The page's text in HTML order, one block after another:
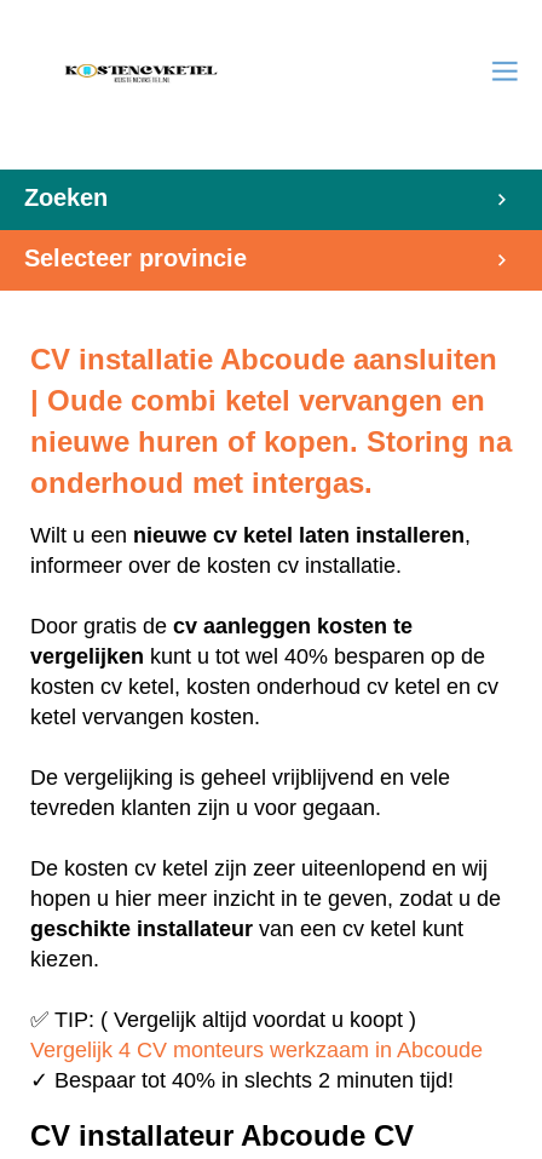
Zoeken
Selecteer provincie
CV installatie Abcoude aansluiten
| Oude combi ketel vervangen en
nieuwe huren of kopen. Storing na
onderhoud met intergas.
Wilt u een nieuwe cv ketel laten installeren,
informeer over de kosten cv installatie.
Door gratis de cv aanleggen kosten te
vergelijken kunt u tot wel 40% besparen op de
kosten cv ketel, kosten onderhoud cv ketel en cv
ketel vervangen kosten.
De vergelijking is geheel vrijblijvend en vele
tevreden klanten zijn u voor gegaan.
De kosten cv ketel zijn zeer uiteenlopend en wij
hopen u hier meer inzicht in te geven, zodat u de
geschikte installateur van een cv ketel kunt
kiezen.
✅ TIP: ( Vergelijk altijd voordat u koopt )
Vergelijk 4 CV monteurs werkzaam in Abcoude
✓ Bespaar tot 40% in slechts 2 minuten tijd!
CV installateur Abcoude CV